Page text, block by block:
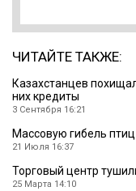
ЧИТАЙТЕ ТАКЖЕ:
Казахстанцев
них кредиты
3 Сентября 16:21
Массовую гибель
21 Июля 16:37
Торговый центр
25 Марта 14:10